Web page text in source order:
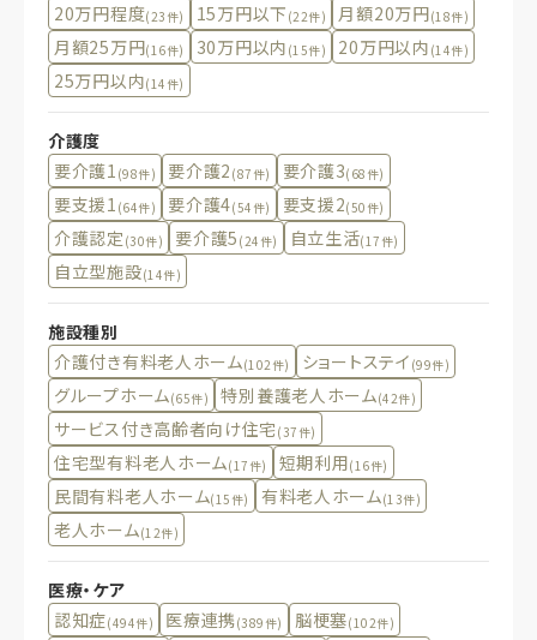
20万円程度(23件) 15万円以下 (22件) 月額20万円(18件)
月額25万円(16件) 30万円以内 (15件) 20万円以内 (14件)
25万円以内(14件)
介護度
要介護1 (98件) 要介護2 (87件) 要介護3(68件)
要支援1 (64件) 要介護4(54件) 要支援2(50件)
介護認定 (30件) 要介護5 (24件) 自立生活(17件)
自立型施設(14件)
施設種別
介護付き有料老人ホーム(102件) ショートステイ (99件)
グループホーム(65件) 特別養護老人ホーム(42件)
サービス付き高齢者向け住宅(37件)
住宅型有料老人ホーム(17件) 短期利用(16件)
民間有料老人ホーム(15件) 有料老人ホーム(13件)
老人ホーム(12件)
医療・ケア
認知症(494件) 医療連携(389件) 脳梗塞(102件)